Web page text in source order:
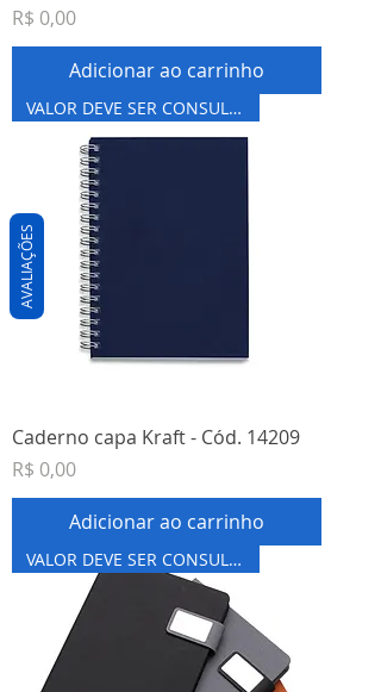
Preço
R$ 0,00
Adicionar ao carrinho
VALOR DEVE SER CONSULTADO
Caderno capa Kraft - Cód. 14209
Preço
R$ 0,00
Adicionar ao carrinho
VALOR DEVE SER CONSULTADO
AVALIAÇÕES